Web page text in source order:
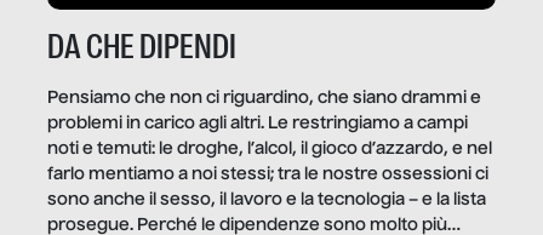
DA CHE DIPENDI
Pensiamo che non ci riguardino, che siano drammi e
problemi in carico agli altri. Le restringiamo a campi
noti e temuti: le droghe, l’alcol, il gioco d’azzardo, e nel
farlo mentiamo a noi stessi; tra le nostre ossessioni ci
sono anche il sesso, il lavoro e la tecnologia – e la lista
prosegue. Perché le dipendenze sono molto più